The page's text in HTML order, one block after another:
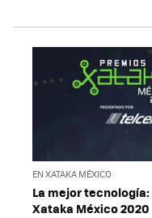
EN XATAKA MÉXICO
La mejor
Xataka México 2020